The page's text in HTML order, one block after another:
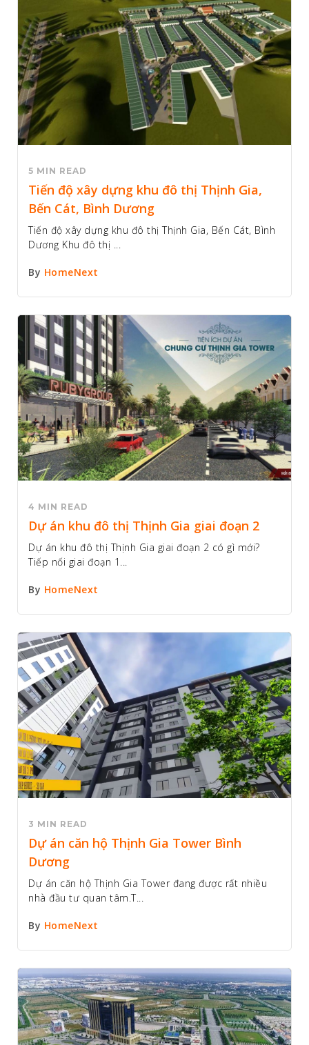
5 MIN READ
Tiến độ xây dựng khu đô thị Thịnh Gia,
Bến Cát, Bình Dương
Tiến độ xây dựng khu đô thị Thịnh Gia, Bến Cát, Bình
Dương Khu đô thị ...
By HomeNext
4 MIN READ
Dự án khu đô thị Thịnh Gia giai đoạn 2
Dự án khu đô thị Thịnh Gia giai đoạn 2 có gì mới?
Tiếp nối giai đoạn 1...
By HomeNext
3 MIN READ
Dự án căn hộ Thịnh Gia Tower Bình
Dương
Dự án căn hộ Thịnh Gia Tower đang được rất nhiều
nhà đầu tư quan tâm.T...
By HomeNext